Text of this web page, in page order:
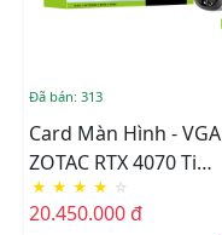
Đã bán: 313
Card Màn Hình - VGA
ZOTAC RTX 4070 Ti
Trinity 12GB GDDR6X
(ZT-D40710D-10P)
★ ★ ★ ★ ☆
20.450.000 đ